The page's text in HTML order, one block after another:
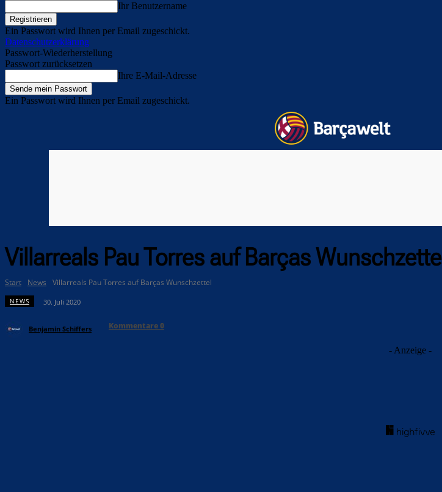
Ihr Benutzername
Ein Passwort wird Ihnen per Email zugeschickt.
Datenschutzerklärung
Passwort-Wiederherstellung
Passwort zurücksetzen
Ihre E-Mail-Adresse
Ein Passwort wird Ihnen per Email zugeschickt.
Villarreals Pau Torres auf Barças Wunschzettel
Start News Villarreals Pau Torres auf Barças Wunschzettel
NEWS 30. Juli 2020
Benjamin Schiffers Kommentare0
- Anzeige -